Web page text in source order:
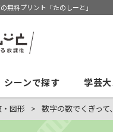
無料プリント「たのしーと」
シーンで探す 学芸
図形 数字の数でくぎって